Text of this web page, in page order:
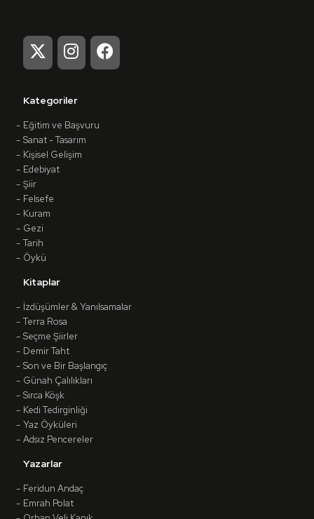
Kategoriler
Eğitim ve Başvuru
Sanat - Tasarım
Kişisel Gelişim
Edebiyat
Şiir
Felsefe
Kuram
Gezi
Tarih
Öykü
Kitaplar
İzdüşümler & Yanılsamalar
Terra Rosa
Seçme Şiirler
Demir Taht
Son ve Bir Başlangıç
Günah Çalılıkları
Sırca Köşk
Kedi Tedirginliği
Yaz Öyküleri
Adsız Pencereler
Yazarlar
Feridun Andaç
Emrah Polat